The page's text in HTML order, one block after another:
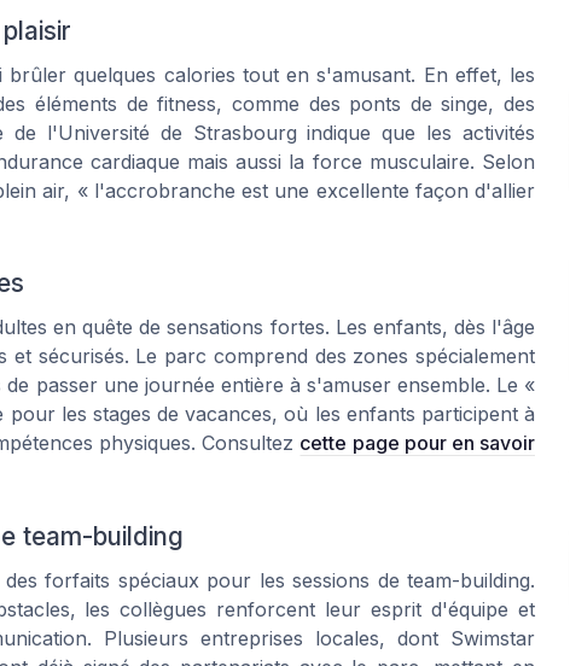
quelques calories tout en s'amusant. En effet, les
éléments de fitness, comme des ponts de singe, des
l'Université de Strasbourg indique que les activités
cardiaque mais aussi la force musculaire. Selon
air, « l'accrobranche est une excellente façon d'allier
en quête de sensations fortes. Les enfants, dès l'âge
sécurisés. Le parc comprend des zones spécialement
passer une journée entière à s'amuser ensemble. Le «
les stages de vacances, où les enfants participent à
physiques. Consultez cette page pour en savoir
team-building
forfaits spéciaux pour les sessions de team-building.
les collègues renforcent leur esprit d'équipe et
Plusieurs entreprises locales, dont Swimstar